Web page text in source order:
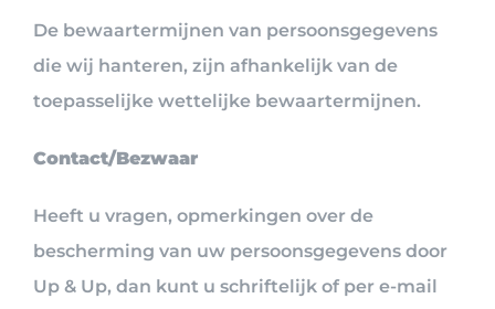
De bewaartermijnen van persoonsgegevens
die wij hanteren, zijn afhankelijk van de
toepasselijke wettelijke bewaartermijnen.
Contact/Bezwaar
Heeft u vragen, opmerkingen over de
bescherming van uw persoonsgegevens door
Up & Up, dan kunt u schriftelijk of per e-mail